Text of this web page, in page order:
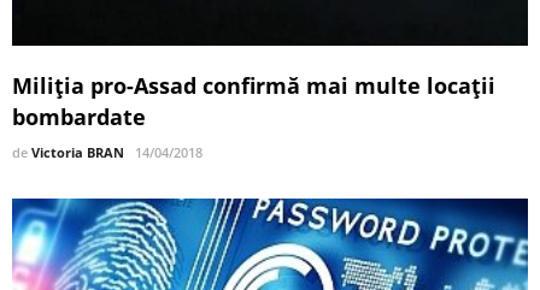
Miliția pro-Assad confirmă mai multe locații
bombardate
de Victoria BRAN 14/04/2018